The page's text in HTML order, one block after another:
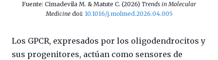
Fuente: Cimadevila M. & Matute C. (2026) Trends in Molecular
Medicinedoi: 10.1016/j.molmed.2026.04.005
Los GPCR, expresados por los oligodendrocitos y
sus progenitores, actúan como sensores de